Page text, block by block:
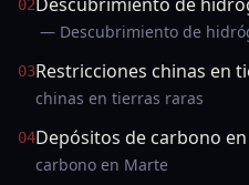
02
— Descubrimiento de
03Restricciones chinas en
chinas en tierras raras
04Depósitos de carbono
carbono en Marte